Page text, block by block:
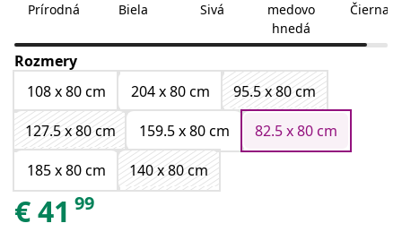
Prírodná Biela Sivá
medovo
hnedá
Čierna
Rozmery
108 x 80 cm
204 x 80 cm
95.5 x 80 cm
127.5 x 80 cm
159.5 x 80 cm
82.5 x 80 cm
185 x 80 cm
140 x 80 cm
€41 99